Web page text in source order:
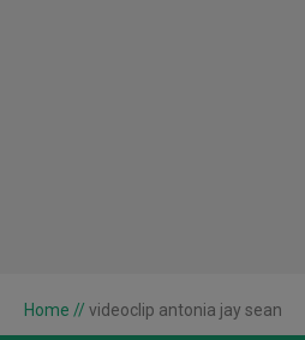
Home // videoclip antonia jay sean